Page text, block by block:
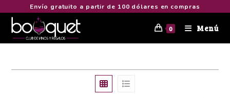
Envío gratuito a partir de 100 dólares en compras
0 Menú